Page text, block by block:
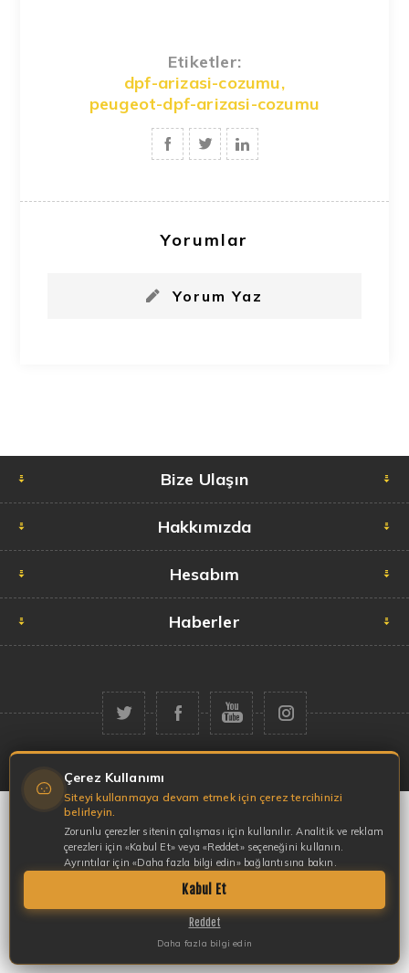
Etiketler:
dpf-arizasi-cozumu,
peugeot-dpf-arizasi-cozumu
Yorumlar
Yorum Yaz
Bize Ulaşın
Hakkımızda
Hesabım
Haberler
Telif hakkı © 2026 Garaj Market. Tüm hakları saklıdır.
Çerez Kullanımı
Siteyi kullanmaya devam etmek için çerez tercihinizi
belirleyin.
Zorunlu çerezler sitenin çalışması için kullanılır. Analitik ve reklam
çerezleri için «Kabul Et» veya «Reddet» seçeneğini kullanın.
Ayrıntılar için «Daha fazla bilgi edin» bağlantısına bakın.
Kabul Et
Reddet
Daha fazla bilgi edin